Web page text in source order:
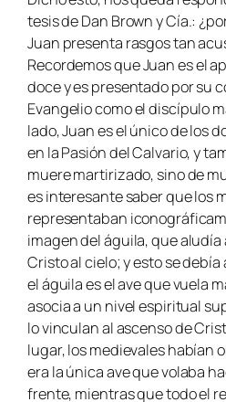
tesis de Dan Brown y Cía.:
Juan presenta rasgos tan
Recordemos que Juan es el
doce y es presentado por su
Evangelio como el discípulo
lado, Juan es el único de los
en la Pasión del Calvario, y
muere martirizado, sino de
es interesante saber que los
representaban
imagen del águila, que aludía
Cristo al cielo; y esto se
el águila es el ave que vuela
asocia a un nivel espiritual
lo vinculan al ascenso de
lugar, los medievales habían
era la única ave que volaba
frente, mientras que todo el